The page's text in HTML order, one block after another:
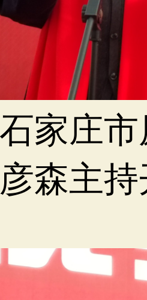
家庄
森主